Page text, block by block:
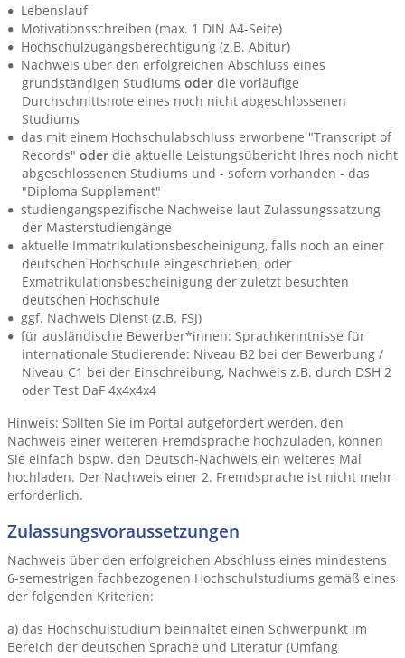
Lebenslauf
Motivationsschreiben (max. 1 DIN A4-Seite)
Hochschulzugangsberechtigung (z.B. Abitur)
Nachweis über den erfolgreichen Abschluss eines
grundständigen Studiums oder die vorläufige
Durchschnittsnote eines noch nicht abgeschlossenen
Studiums
das mit einem Hochschulabschluss erworbene "Transcript of
Records" oder die aktuelle Leistungsübericht Ihres noch nicht
abgeschlossenen Studiums und - sofern vorhanden - das
"Diploma Supplement"
studiengangspezifische Nachweise laut Zulassungssatzung
der Masterstudiengänge
aktuelle Immatrikulationsbescheinigung, falls noch an einer
deutschen Hochschule eingeschrieben, oder
Exmatrikulationsbescheinigung der zuletzt besuchten
deutschen Hochschule
ggf. Nachweis Dienst (z.B. FSJ)
für ausländische Bewerber*innen: Sprachkenntnisse für
internationale Studierende: Niveau B2 bei der Bewerbung /
Niveau C1 bei der Einschreibung, Nachweis z.B. durch DSH 2
oder Test DaF 4x4x4x4
Hinweis: Sollten Sie im Portal aufgefordert werden, den
Nachweis einer weiteren Fremdsprache hochzuladen, können
Sie einfach bspw. den Deutsch-Nachweis ein weiteres Mal
hochladen. Der Nachweis einer 2. Fremdsprache ist nicht mehr
erforderlich.
Zulassungsvoraussetzungen
Nachweis über den erfolgreichen Abschluss eines mindestens
6-semestrigen fachbezogenen Hochschulstudiums gemäß eines
der folgenden Kriterien:
a) das Hochschulstudium beinhaltet einen Schwerpunkt im
Bereich der deutschen Sprache und Literatur (Umfang